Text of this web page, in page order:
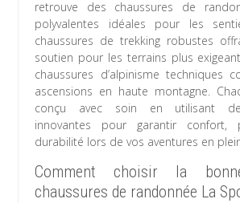
retrouve des chaussures de
polyvalentes idéales pour les
chaussures de trekking robustes
soutien pour les terrains plus
chaussures d’alpinisme techniques
ascensions en haute montagne.
conçu avec soin en utilisant
innovantes pour garantir confort,
durabilité lors de vos aventures en
Comment choisir la
chaussures de randonnée La